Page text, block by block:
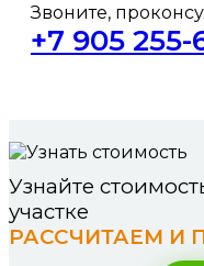
Звоните,
+7 905 255-
Узнайте
участке
РАССЧИТАЕМ И